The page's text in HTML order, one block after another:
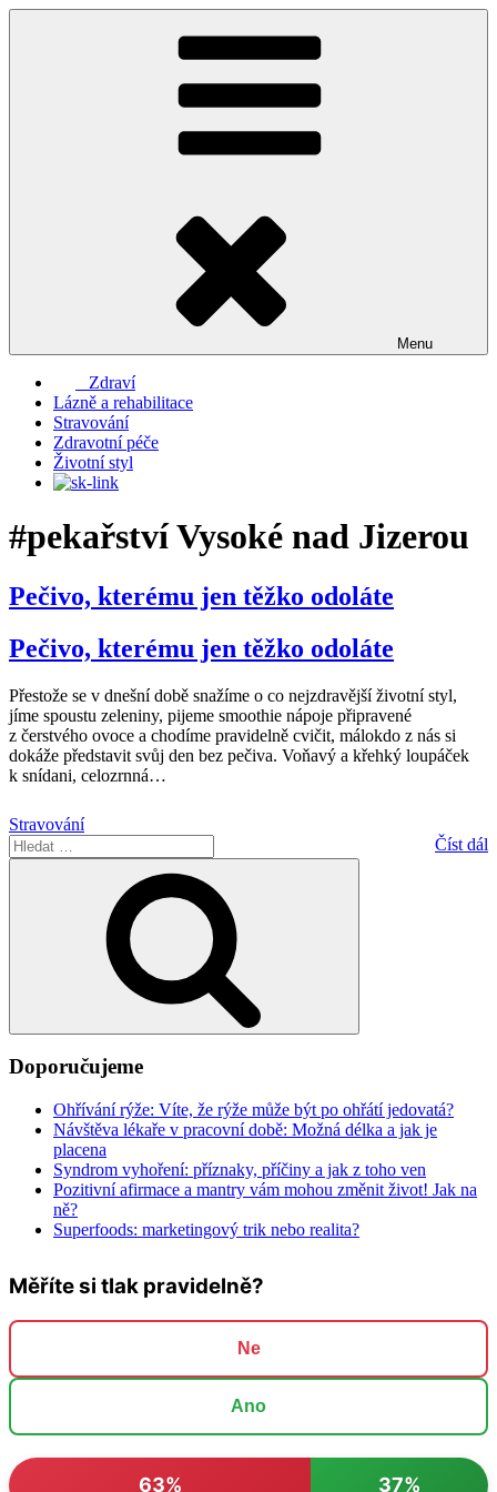
Přejít
Menu
Zdraví
Lázně a rehabilitace
Stravování
Zdravotní péče
Životní styl
#pekařství Vysoké nad Jizerou
Pečivo, kterému jen těžko odoláte
Pečivo, kterému jen těžko odoláte
Přestože se v dnešní době snažíme o co nejzdravější životní styl,
jíme spoustu zeleniny, pijeme smoothie nápoje připravené
z čerstvého ovoce a chodíme pravidelně cvičit, málokdo z nás si
dokáže představit svůj den bez pečiva. Voňavý a křehký loupáček
k snídani, celozrnná…
Stravování
Číst dál
Hledat:
Doporučujeme
Ohřívání rýže: Víte, že rýže může být po ohřátí jedovatá?
Návštěva lékaře v pracovní době: Možná délka a jak je
placena
Syndrom vyhoření: příznaky, příčiny a jak z toho ven
Pozitivní afirmace a mantry vám mohou změnit život! Jak na
ně?
Superfoods: marketingový trik nebo realita?
Měříte si tlak pravidelně?
Ne
Ano
63% 37%